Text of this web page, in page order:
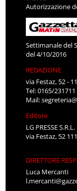
Autorizzazione
Settimanale del
del 4/10/2016
REDAZIONE
via Festaz, 52 -
Tel: 0165/
Mail:
Editore
LG PRESSE S.R.L.
via Festaz, 52
DIRETTORE
Luca Mercanti